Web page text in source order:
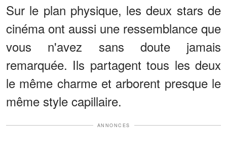
Sur le plan physique, les deux stars de
cinéma ont aussi une ressemblance que
vous n'avez sans doute jamais
remarquée. Ils partagent tous les deux
le même charme et arborent presque le
même style capillaire.
ANNONCES